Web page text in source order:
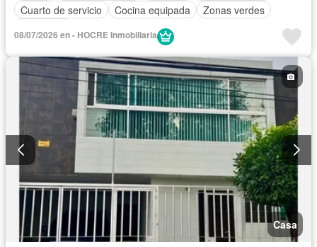
Cuarto de servicio
Cocina equipada
Zonas verdes
08/07/2026 en - HOCRE Inmobiliaria
Casa